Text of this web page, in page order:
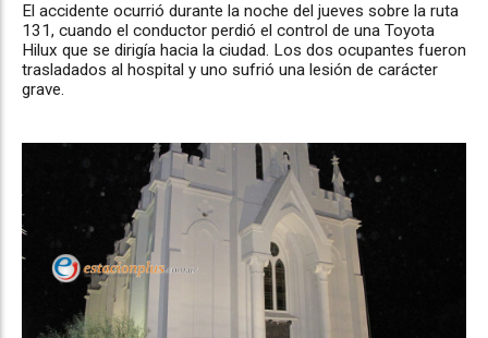
El accidente ocurrió durante la noche del jueves sobre la ruta
131, cuando el conductor perdió el control de una Toyota
Hilux que se dirigía hacia la ciudad. Los dos ocupantes fueron
trasladados al hospital y uno sufrió una lesión de carácter
grave.